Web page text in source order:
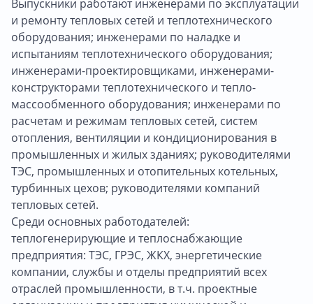
Выпускники работают инженерами по эксплуатации
и ремонту тепловых сетей и теплотехнического
оборудования; инженерами по наладке и
испытаниям теплотехнического оборудования;
инженерами-проектировщиками, инженерами-
конструкторами теплотехнического и тепло-
массообменного оборудования; инженерами по
расчетам и режимам тепловых сетей, систем
отопления, вентиляции и кондиционирования в
промышленных и жилых зданиях; руководителями
ТЭС, промышленных и отопительных котельных,
турбинных цехов; руководителями компаний
тепловых сетей.
Среди основных работодателей:
теплогенерирующие и теплоснабжающие
предприятия: ТЭС, ГРЭС, ЖКХ, энергетические
компании, службы и отделы предприятий всех
отраслей промышленности, в т.ч. проектные